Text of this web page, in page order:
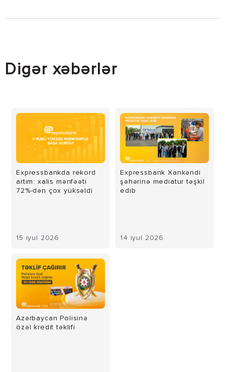
Digər xəbərlər
Expressbankda rekord
artım: xalis mənfəəti
72%-dən çox yüksəldi
15 iyul 2026
Expressbank Xankəndi
şəhərinə mediatur təşkil
edib
14 iyul 2026
Azərbaycan Polisinə
özəl kredit təklifi